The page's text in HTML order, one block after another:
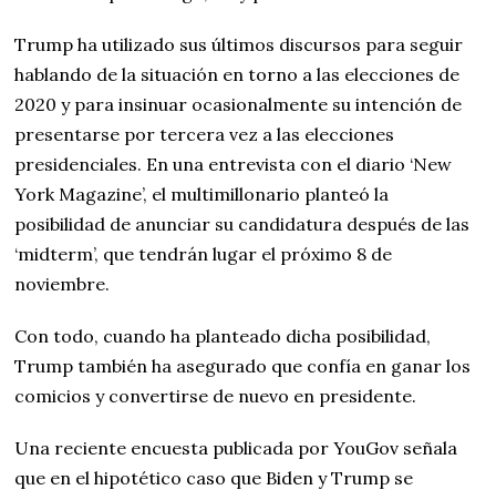
Trump ha utilizado sus últimos discursos para seguir
hablando de la situación en torno a las elecciones de
2020 y para insinuar ocasionalmente su intención de
presentarse por tercera vez a las elecciones
presidenciales. En una entrevista con el diario ‘New
York Magazine’, el multimillonario planteó la
posibilidad de anunciar su candidatura después de las
‘midterm’, que tendrán lugar el próximo 8 de
noviembre.
Con todo, cuando ha planteado dicha posibilidad,
Trump también ha asegurado que confía en ganar los
comicios y convertirse de nuevo en presidente.
Una reciente encuesta publicada por YouGov señala
que en el hipotético caso que Biden y Trump se